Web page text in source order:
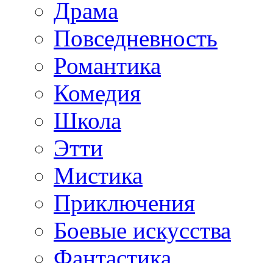
Драма
Повседневность
Романтика
Комедия
Школа
Этти
Мистика
Приключения
Боевые искусства
Фантастика